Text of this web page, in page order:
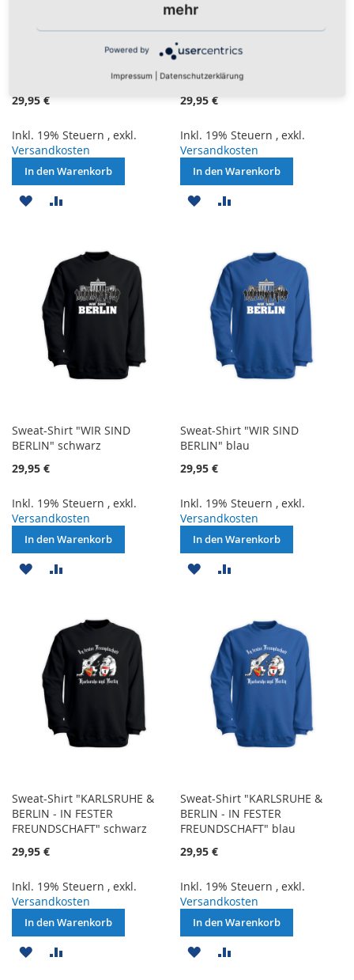
Sweat-Shirt "BERLIN
29,95 €
Inkl. 19% Steuern , exkl.
Versandkosten
In den Warenkorb
ZUR
HINZUFÜGEN
HINZUFÜGEN
Sweat-Shirt "BERLIN
schwarz
29,95 €
Inkl. 19% Steuern ,exkl.
Versandkosten
In den Warenkorb
ZUR
HINZUFÜGEN
HINZUFÜGEN
Sweat-Shirt "WIR SIND
BERLIN" schwarz
29,95 €
Inkl. 19% Steuern , exkl.
Versandkosten
In den Warenkorb
ZUR
HINZUFÜGEN
HINZUFÜGEN
Sweat-Shirt "WIR SIND
BERLIN" blau
29,95 €
Inkl. 19% Steuern ,exkl.
Versandkosten
In den Warenkorb
ZUR
HINZUFÜGEN
HINZUFÜGEN
Sweat-Shirt "KARLSRUHE &
BERLIN - IN FESTER
FREUNDSCHAFT" schwarz
29,95 €
Inkl. 19% Steuern , exkl.
Versandkosten
In den Warenkorb
ZUR
Sweat-Shirt "KARLSRUHE &
BERLIN - IN FESTER
FREUNDSCHAFT" blau
29,95 €
Inkl. 19% Steuern ,exkl.
Versandkosten
In den Warenkorb
ZUR
mehr
Powered by
Impressum Datenschutzerklärung